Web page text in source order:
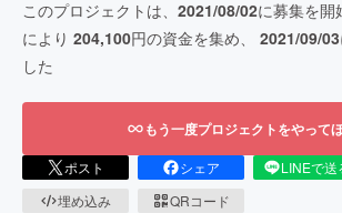
このプロジェクトは、 2021/08/02に募集を開
により 204,100円の資金を集め、 2021/09/03
した
もう一度プロジェクトをやって
ポスト シェア LINEで送
埋め込み
QRコード